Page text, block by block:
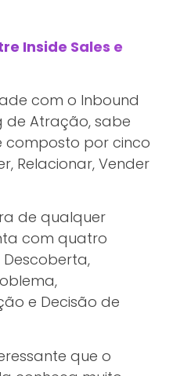
Inside Sales e
com o Inbound
de Atração, sabe
composto por cinco
Relacionar, Vender
de qualquer
com quatro
e Decisão de
que o